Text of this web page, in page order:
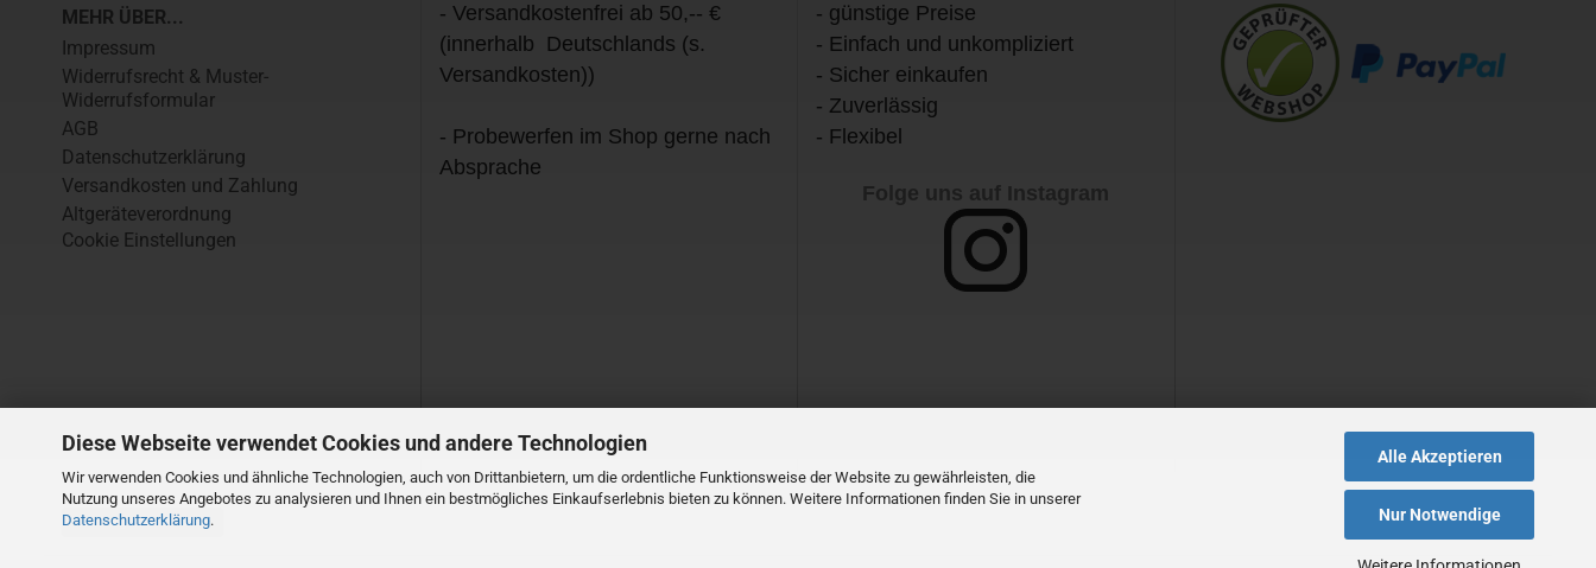
Diese Webseite verwendet Cookies und andere Technologien
Wir verwenden Cookies und ähnliche Technologien, auch von Drittanbietern, um die ordentliche Funktionsweise der Website zu gewährleisten, die
Nutzung unseres Angebotes zu analysieren und Ihnen ein bestmögliches Einkaufserlebnis bieten zu können. Weitere Informationen finden Sie in unserer
Datenschutzerklärung.
Alle Akzeptieren
Nur Notwendige
MEHR ÜBER...
Impressum
Widerrufsrecht & Muster-
Widerrufsformular
AGB
Datenschutzerklärung
Versandkosten und Zahlung
Altgeräteverordnung
Cookie Einstellungen
- Versandkostenfrei ab 50,-- €
(innerhalb Deutschlands (s.
Versandkosten))
- Probewerfen im Shop gerne nach
Absprache
- günstige Preise
- Einfach und unkompliziert
- Sicher einkaufen
- Zuverlässig
- Flexibel
Folge uns auf Instagram
Vertrag widerrufen